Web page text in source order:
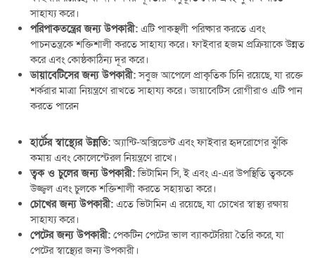
সাহায্য করে।
পরিপাকতন্ত্রের জন্য উপকারী: এটি পাকস্থলী পরিষ্কার করতে এবং
পাচনতন্ত্রকে শক্তিশালী করতে সাহায্য করে। ফাইবার হজম প্রক্রিয়াকে উন্নত
করে এবং কোষ্ঠকাঠিন্য দূর করে।
ডায়াবেটিসের জন্য উপকারী:সবুজ আপেলে প্রাকৃতিক চিনি রয়েছে, যা রক্তে
শর্করার মাত্রা নিয়ন্ত্রণে রাখতে সাহায্য করে। ডায়াবেটিস রোগীরাও এটি পান
করতে পারেন
হার্টের স্বাস্থ্যের উন্নতি:অ্যান্টি-অক্সিডেন্ট এবং ফাইবার হৃদরোগের ঝুঁকি
কমায় এবং কোলেস্টেরল নিয়ন্ত্রণে রাখে।
ত্বক ও চুলের জন্য উপকারী:ভিটামিন সি, ই এবং এ-এর উপস্থিতি ত্বককে
উজ্জ্বল এবং চুলকে শক্তিশালী করতে সহায়তা করে।
চোখের জন্য উপকারী: এতে ভিটামিন এ রয়েছে, যা চোখের স্বাস্থ্য রক্ষায়
সাহায্য করে।
পেটের জন্য উপকারী: পেকটিন পেটের ভাল ব্যাকটেরিয়া তৈরি করে, যা
পেটের স্বাস্থ্যের জন্য উপকারী।